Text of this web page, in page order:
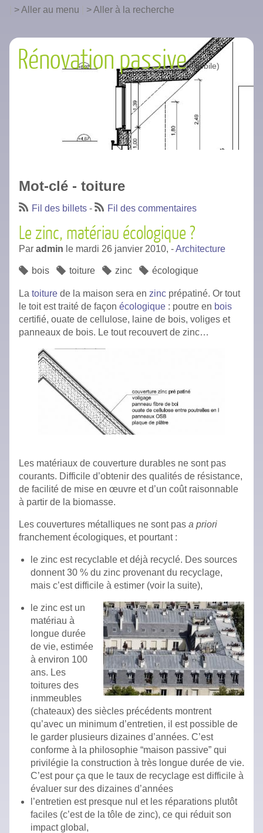
Rénovation passive
Aller au menu Aller à la recherche
Mot-clé - toiture
Fil des billets - Fil des commentaires
Le zinc, matériau écologique ?
Par admin le mardi 26 janvier 2010, -Architecture
bois toiture zinc écologique
La toiture de la maison sera en zinc prépatiné. Or tout
le toit est traité de façon écologique : poutre en bois
certifié, ouate de cellulose, laine de bois, voliges et
panneaux de bois. Le tout recouvert de zinc…
Les matériaux de couverture durables ne sont pas
courants. Difficile d’obtenir des qualités de résistance,
de facilité de mise en œuvre et d’un coût raisonnable
à partir de la biomasse.
Les couvertures métalliques ne sont pas a priori
franchement écologiques, et pourtant :
le zinc est recyclable et déjà recyclé. Des sources
donnent 30 % du zinc provenant du recyclage,
mais c’est difficile à estimer (voir la suite),
le zinc est un
matériau à
longue durée
de vie, estimée
à environ 100
ans. Les
toitures des
inmmeubles
(chateaux) des siècles précédents montrent
qu’avec un minimum d’entretien, il est possible de
le garder plusieurs dizaines d’années. C’est
conforme à la philosophie “maison passive” qui
privilégie la construction à très longue durée de vie.
C’est pour ça que le taux de recyclage est difficile à
évaluer sur des dizaines d’années
l’entretien est presque nul et les réparations plutôt
faciles (c’est de la tôle de zinc), ce qui réduit son
impact global,